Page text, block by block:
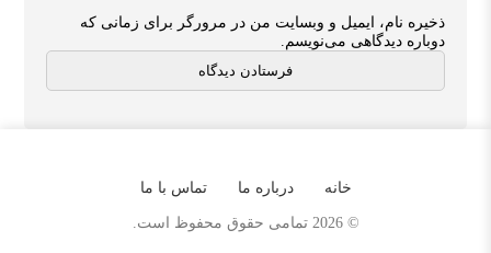
ذخیره نام، ایمیل و وبسایت من در مرورگر برای زمانی که
دوباره دیدگاهی می‌نویسم.
خانه درباره ما تماس با ما
© 2026 تمامی حقوق محفوظ است.